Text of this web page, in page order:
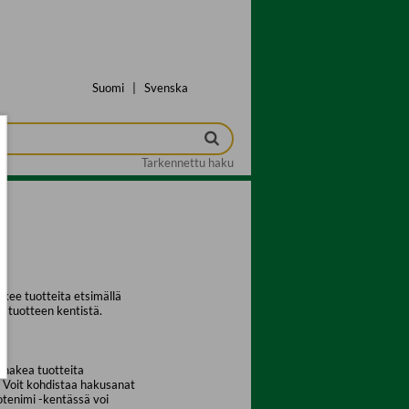
Suomi Svenska
Tarkennettu haku
tuotteita etsimällä
tuotteen kentistä.
hakea tuotteita
kohdistaa hakusanat
-kentässä voi